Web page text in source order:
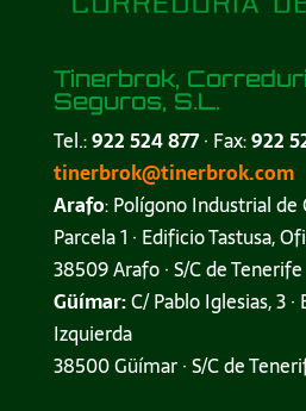
Tinerbrok,
Seguros, S.L.
Tel.:922 524 877· Fax:922
tinerbrok@tinerbrok.com
Arafo: Polígono Industrial de
Parcela 1 · Edificio Tastusa,
38509 Arafo · S/C de Tenerife
Güímar:C/ Pablo Iglesias, 3 ·
Izquierda
38500 Güímar · S/C de